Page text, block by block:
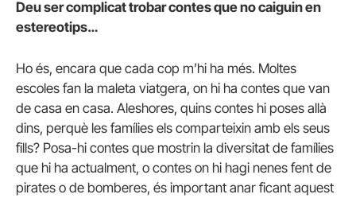
Deu ser complicat trobar contes que no caiguin en
estereotips…
Ho és, encara que cada cop m’hi ha més. Moltes
escoles fan la maleta viatgera, on hi ha contes que van
de casa en casa. Aleshores, quins contes hi poses allà
dins, perquè les famílies els comparteixin amb els seus
fills? Posa-hi contes que mostrin la diversitat de famílies
que hi ha actualment, o contes on hi hagi nenes fent de
pirates o de bomberes, és important anar ficant aquest